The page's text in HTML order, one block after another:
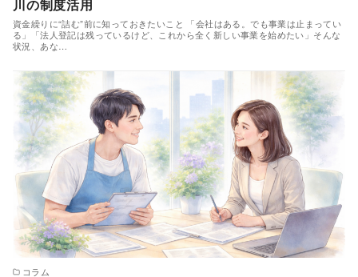
川の制度活用
資金繰りに“詰む”前に知っておきたいこと 「会社はある。でも事業は止まってい
る」「法人登記は残っているけど、これから全く新しい事業を始めたい」そんな
状況、あな…
コラム